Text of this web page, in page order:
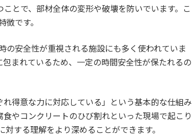
とで、部材全体の変形や破壊を防いでいます。こ
徴です。
の安全性が重視される施設にも多く使われていま
まれているため、一定の時間安全性が保たれるの
得意な力に対応している」という基本的な仕組み
やコンクリートのひび割れといった現場で起こり
する理解をより深めることができます。